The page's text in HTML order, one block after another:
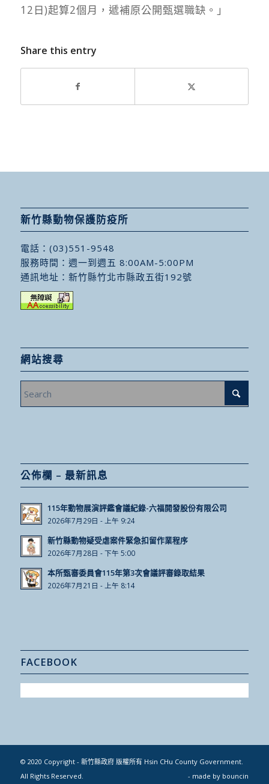
12日)起算2個月，遞補原公開甄選職缺。」
Share this entry
新竹縣動物保護防疫所
電話： (03)551-9548
服務時間：週一到週五 8:00AM-5:00PM
通訊地址： 新竹縣竹北市縣政五街192號
網站搜尋
公佈欄 – 最新訊息
115年動物展演評鑑會議紀錄-六福開發股份有限公司
2026年7月29日 - 上午 9:24
新竹縣動物疑受虐案件緊急扣留作業程序
2026年7月28日 - 下午 5:00
本所甄審委員會115年第3次會議評審錄取結果
2026年7月21日 - 上午 8:14
FACEBOOK
© 2020 Copyright - 新竹縣政府 版權所有 Hsin CHu County Government.
All Rights Reserved.
- made by bouncin